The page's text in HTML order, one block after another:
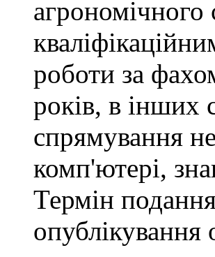
агрономічного
роботи за
років, в інших
спрямування
комп'ютері,
Термін